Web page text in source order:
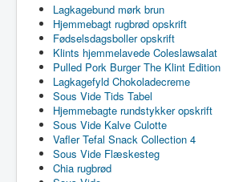
Lagkagebund mørk brun
Hjemmebagt rugbrød opskrift
Fødselsdagsboller opskrift
Klints hjemmelavede Coleslawsalat
Pulled Pork Burger The Klint Edition
Lagkagefyld Chokoladecreme
Sous Vide Tids Tabel
Hjemmebagte rundstykker opskrift
Sous Vide Kalve Culotte
Vafler Tefal Snack Collection 4
Sous Vide Flæskesteg
Chia rugbrød